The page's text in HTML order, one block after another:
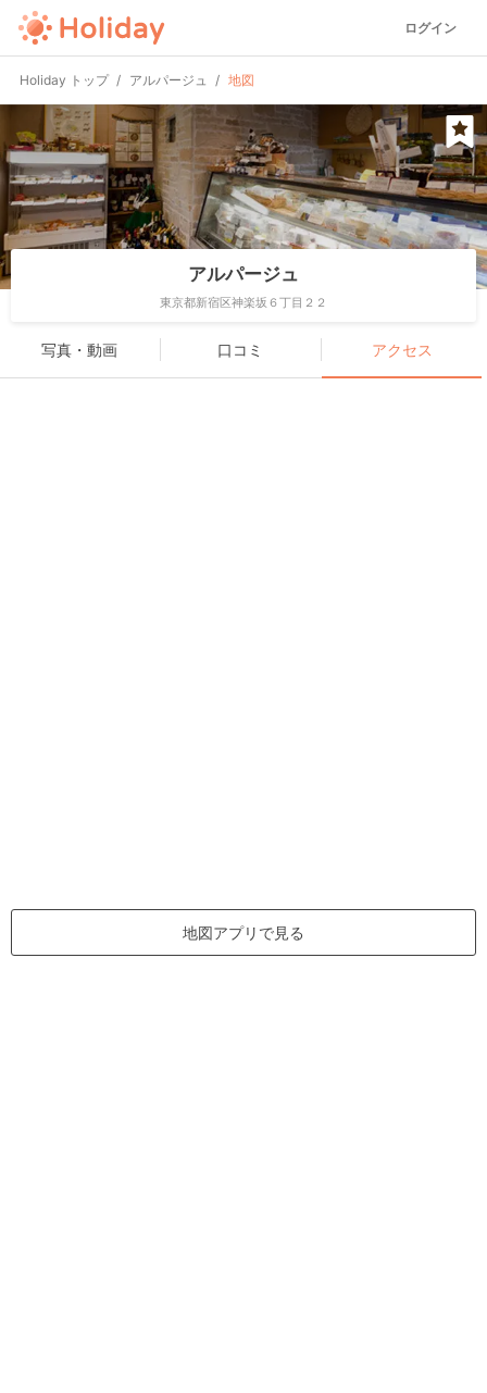
ログイン
Holiday トップ アルパージュ 地図
アルパージュ
東京都新宿区神楽坂６丁目２２
写真・動画 口コミ アクセス
地図アプリで見る